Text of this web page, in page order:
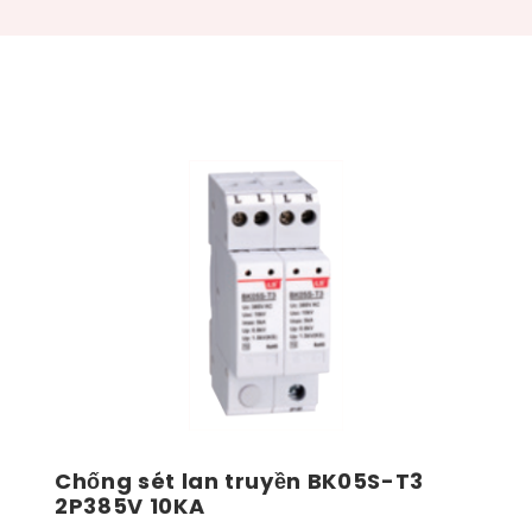
Chống sét lan truyền BK05S-T3
2P385V 10KA